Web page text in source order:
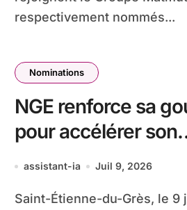
respectivement nommés...
Nominations
NGE renforce sa
pour accélérer son
développement
assistant-ia Juil 9, 2026
Saint-Étienne-du-Grès, le 9 juillet 2026